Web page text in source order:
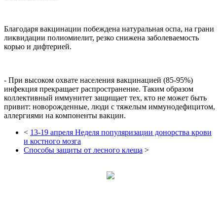
Благодаря вакцинации побеждена натуральная оспа, на грани
ликвидации полиомиелит, резко снижена заболеваемость
корью и дифтерией.
- При высоком охвате населения вакцинацией (85-95%)
инфекция прекращает распространение. Таким образом
коллективный иммунитет защищает тех, кто не может быть
привит: новорожденные, люди с тяжелым иммунодефицитом,
аллергиями на компоненты вакцин.
< 13-19 апреля Неделя популяризации донорства крови
и костного мозга
Способы защиты от лесного клеща >